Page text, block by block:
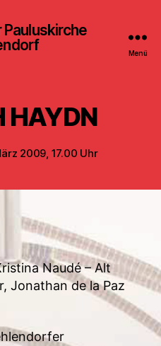
Menü
HAYDN
2009, 17.00 Uhr
Naudé – Alt
Jonathan de la Paz